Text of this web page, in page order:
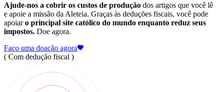
Ajude-nos a cobrir os custos de produção dos artigos que você lê
e apoie a missão da Aleteia. Graças às deduções fiscais, você pode
apoiaro principal site católico do mundo enquanto reduz seus
impostos. Doe agora.
Faço uma doação agora
( Com dedução fiscal )